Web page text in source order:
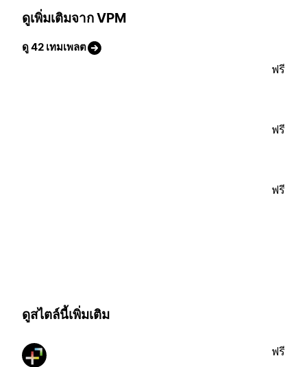
ดูเพิ่มเติมจาก VPM
ดู 42 เทมเพลต
ฟรี
ฟรี
ฟรี
ดูสไตล์นี้เพิ่มเติม
ฟรี